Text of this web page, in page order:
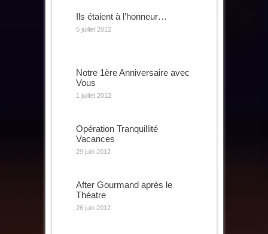
Ils étaient à l’honneur…
5 juillet 2012
Notre 1ère Anniversaire avec
Vous
1 juillet 2012
Opération Tranquillité
Vacances
29 juin 2012
After Gourmand après le
Théatre
26 juin 2012